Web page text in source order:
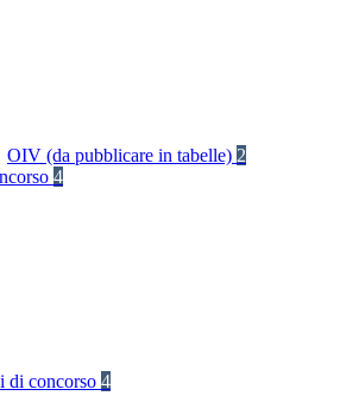
OIV (da pubblicare in tabelle) 2
4
di concorso 4